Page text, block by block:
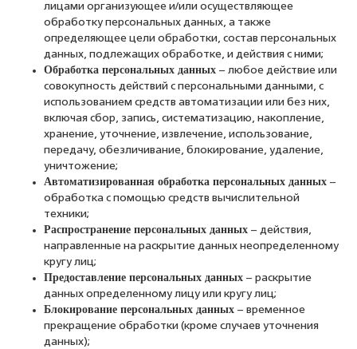
лицами организующее и/или осуществляющее
обработку персональных данных, а также
определяющее цели обработки, состав персональных
данных, подлежащих обработке, и действия с ними;
Обработка персональных данных – любое действие или
совокупность действий с персональными данными, с
использованием средств автоматизации или без них,
включая сбор, запись, систематизацию, накопление,
хранение, уточнение, извлечение, использование,
передачу, обезличивание, блокирование, удаление,
уничтожение;
Автоматизированная обработка персональных данных –
обработка с помощью средств вычислительной
техники;
Распространение персональных данных – действия,
направленные на раскрытие данных неопределенному
кругу лиц;
Предоставление персональных данных – раскрытие
данных определенному лицу или кругу лиц;
Блокирование персональных данных – временное
прекращение обработки (кроме случаев уточнения
данных);